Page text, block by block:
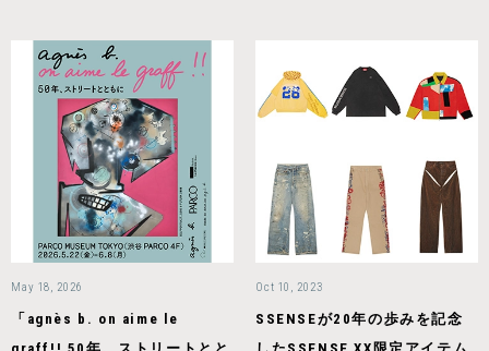
May 18, 2026
「agnès b. on aime le
Oct 10, 2023
SSENSEが20年の歩みを記念